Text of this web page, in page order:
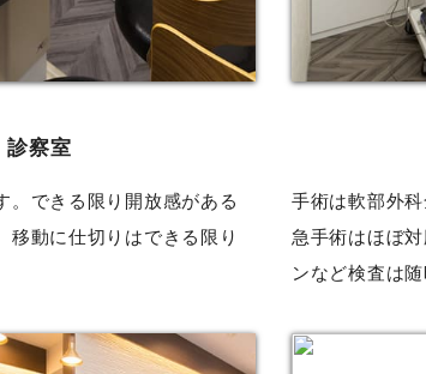
診察室
。できる限り開放感がある
移動に仕切りはできる限り
手術は軟部外
急手術はほぼ
ンなど検査は随